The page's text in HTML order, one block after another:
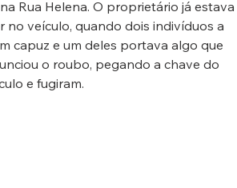
Rua Helena. O proprietário já estava
no veículo, quando dois indivíduos a
capuz e um deles portava algo que
o roubo, pegando a chave do
e fugiram.